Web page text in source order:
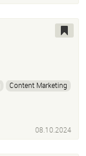
Content Marketing
08.10.2024